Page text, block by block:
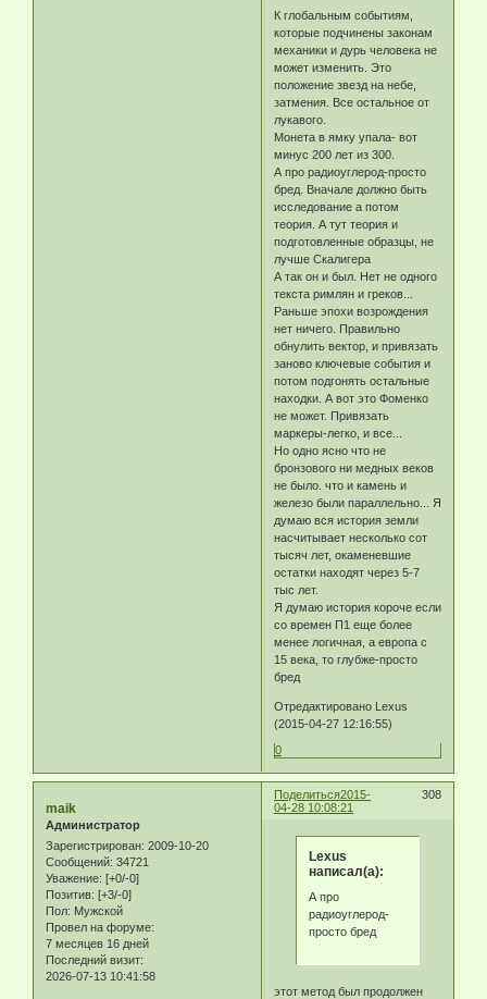
К глобальным событиям,
которые подчинены законам
механики и дурь человека не
может изменить. Это
положение звезд на небе,
затмения. Все остальное от
лукавого.
Монета в ямку упала- вот
минус 200 лет из 300.
А про радиоуглерод-просто
бред. Вначале должно быть
исследование а потом
теория. А тут теория и
подготовленные образцы, не
лучше Скалигера
А так он и был. Нет не одного
текста римлян и греков...
Раньше эпохи возрождения
нет ничего. Правильно
обнулить вектор, и привязать
заново ключевые события и
потом подгонять остальные
находки. А вот это Фоменко
не может. Привязать
маркеры-легко, и все...
Но одно ясно что не
бронзового ни медных веков
не было. что и камень и
железо были параллельно... Я
думаю вся история земли
насчитывает несколько сот
тысяч лет, окаменевшие
остатки находят через 5-7
тыс лет.
Я думаю история короче если
со времен П1 еще более
менее логичная, а европа с
15 века, то глубже-просто
бред
Отредактировано Lexus
(2015-04-27 12:16:55)
0
Поделиться 308
2015-
04-28 10:08:21
maik
Администратор
Зарегистрирован: 2009-10-20
Сообщений: 34721
Уважение: [+0/-0]
Позитив: [+3/-0]
Пол: Мужской
Провел на форуме:
7 месяцев 16 дней
Последний визит:
2026-07-13 10:41:58
Lexus
написал(а):
А про
радиоуглерод-
просто бред
этот метод был продолжен